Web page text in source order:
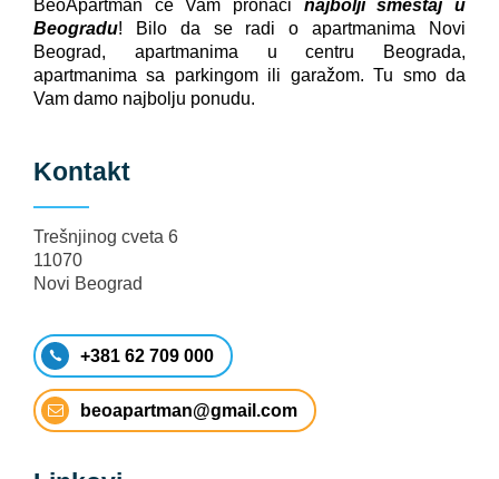
BeoApartman će Vam pronaći najbolji smeštaj u
Beogradu! Bilo da se radi o apartmanima Novi
Beograd, apartmanima u centru Beograda,
apartmanima sa parkingom ili garažom. Tu smo da
Vam damo najbolju ponudu.
Kontakt
Trešnjinog cveta 6
11070
Novi Beograd
+381 62 709 000
beoapartman@gmail.com